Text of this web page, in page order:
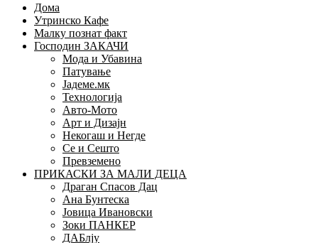
Дома
Утринско Кафе
Малку познат факт
Господин ЗАКАЧИ
Мода и Убавина
Патување
Јадеме.мк
Технологија
Авто-Мото
Арт и Дизајн
Некогаш и Негде
Се и Сешто
Превземено
ПРИКАСКИ ЗА МАЛИ ДЕЦА
Драган Спасов Дац
Ана Бунтеска
Јовица Ивановски
Зоки ПАНКЕР
ДАБлју